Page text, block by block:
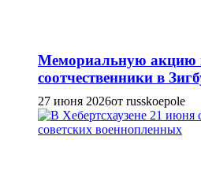
Мемориальную акцию
соотчественники в
27 июня 2026от russkoepole